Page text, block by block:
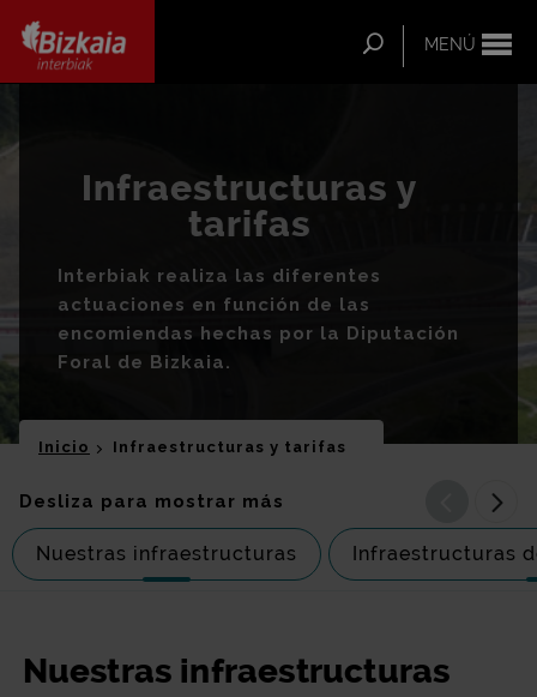
MENÚ
Buscar
Inicio Infraestructuras y tarifas
Infraestructuras y
tarifas
Interbiak realiza las diferentes
actuaciones en función de las
encomiendas hechas por la Diputación
Foral de Bizkaia.
Desliza para mostrar más Anterior
Nuestras infraestructuras Infraestructuras
Nuestras infraestructuras